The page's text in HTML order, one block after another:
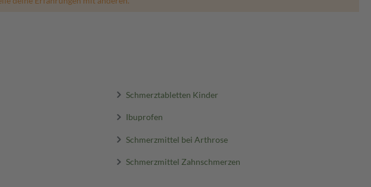
Schmerztabletten Kinder
Ibuprofen
Schmerzmittel bei Arthrose
Schmerzmittel Zahnschmerzen